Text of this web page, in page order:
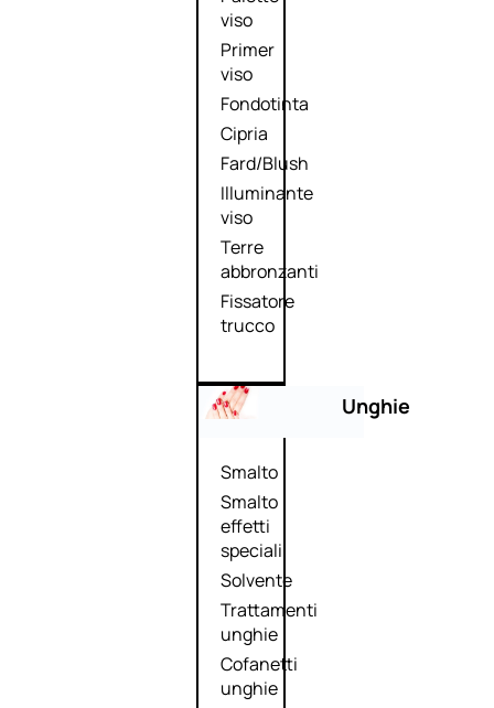
viso
Primer
viso
Fondotinta
Cipria
Fard/Blush
Illuminante
viso
Terre
abbronzanti
Fissatore
trucco
Unghie
Smalto
Smalto
effetti
speciali
Solvente
Trattamenti
unghie
Cofanetti
unghie